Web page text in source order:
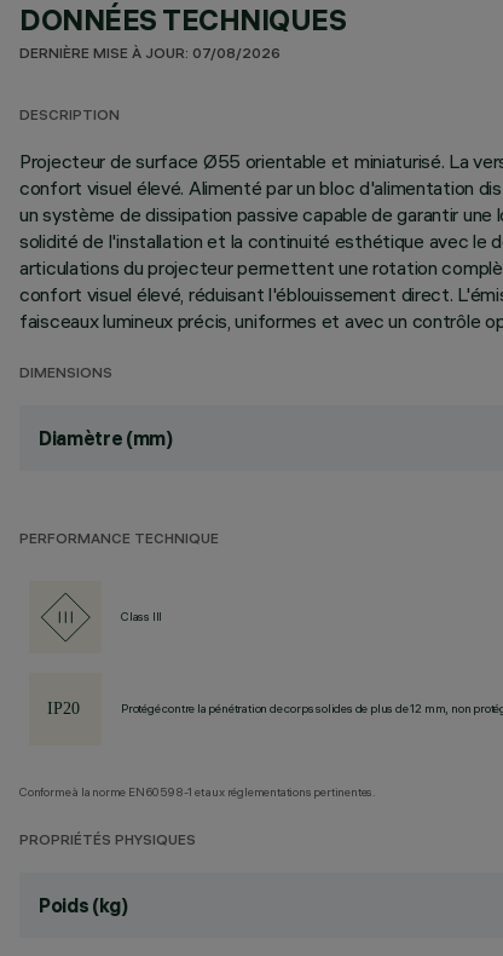
DONNÉES TECHNIQUES
DERNIÈRE MISE À JOUR: 07/08/2026
DESCRIPTION
Projecteur de surface Ø55 orientable et miniaturisé. La
confort visuel élevé. Alimenté par un bloc d'alimentation
un système de dissipation passive capable de garantir
solidité de l'installation et la continuité esthétique avec le
articulations du projecteur permettent une rotation
confort visuel élevé, réduisant l'éblouissement direct.
faisceaux lumineux précis, uniformes et avec un contrôle
DIMENSIONS
Diamètre (mm)
PERFORMANCE TECHNIQUE
Class III
Protégé contre la pénétration de corps solides de plus de 12 mm, non
Conforme à la norme EN60598-1 et aux réglementations pertinentes.
PROPRIÉTÉS PHYSIQUES
Poids (kg)